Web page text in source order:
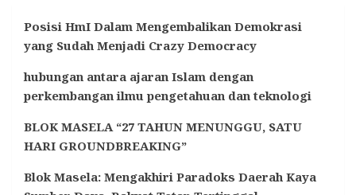
Posisi HmI Dalam Mengembalikan Demokrasi
yang Sudah Menjadi Crazy Democracy
hubungan antara ajaran Islam dengan
perkembangan ilmu pengetahuan dan teknologi
BLOK MASELA “27 TAHUN MENUNGGU, SATU
HARI GROUNDBREAKING”
Blok Masela: Mengakhiri Paradoks Daerah Kaya